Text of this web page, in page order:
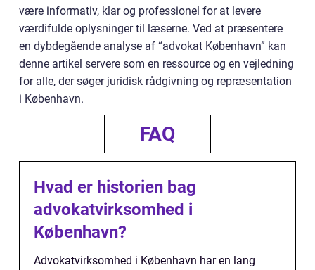
være informativ, klar og professionel for at levere
værdifulde oplysninger til læserne. Ved at præsentere
en dybdegående analyse af “advokat København” kan
denne artikel servere som en ressource og en vejledning
for alle, der søger juridisk rådgivning og repræsentation
i København.
FAQ
Hvad er historien bag
advokatvirksomhed i
København?
Advokatvirksomhed i København har en lang